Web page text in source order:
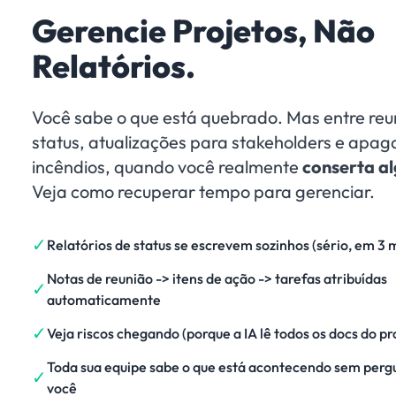
Gerencie Projetos, Não
Relatórios.
Você sabe o que está quebrado. Mas entre
status, atualizações para stakeholders e
incêndios, quando você realmente conserta
Veja como recuperar tempo para gerenciar.
✓ Relatórios de status se escrevem sozinhos (sério, em 3
✓ Notas de reunião -> itens de ação -> tarefas atribuídas
automaticamente
✓Veja riscos chegando (porque a IA lê todos os docs do
✓Toda sua equipe sabe o que está acontecendo sem
você